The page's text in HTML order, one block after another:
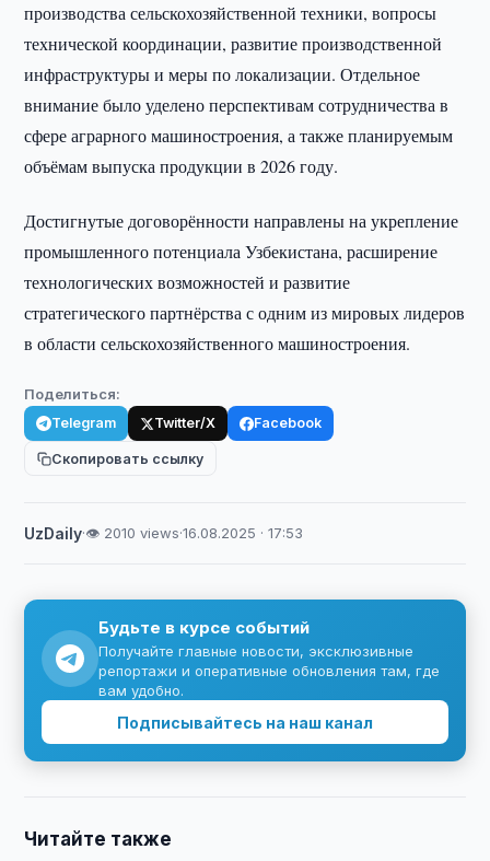
производства сельскохозяйственной техники, вопросы
технической координации, развитие производственной
инфраструктуры и меры по локализации. Отдельное
внимание было уделено перспективам сотрудничества в
сфере аграрного машиностроения, а также планируемым
объёмам выпуска продукции в 2026 году.
Достигнутые договорённости направлены на укрепление
промышленного потенциала Узбекистана, расширение
технологических возможностей и развитие
стратегического партнёрства с одним из мировых лидеров
в области сельскохозяйственного машиностроения.
Поделиться:
Telegram Twitter/X Facebook
Скопировать ссылку
UzDaily·👁 2010 views·16.08.2025 · 17:53
Будьте в курсе событий
Получайте главные новости, эксклюзивные
репортажи и оперативные обновления там, где
вам удобно.
Подписывайтесь на наш канал
Читайте также